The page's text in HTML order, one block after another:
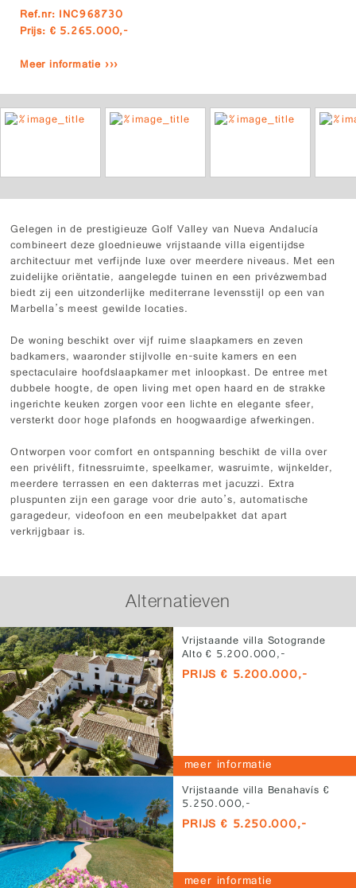
Ref.nr: INC968730
Prijs: € 5.265.000,-
Meer informatie ›››
Gelegen in de prestigieuze Golf Valley van Nueva Andalucía
combineert deze gloednieuwe vrijstaande villa eigentijdse
architectuur met verfijnde luxe over meerdere niveaus. Met een
zuidelijke oriëntatie, aangelegde tuinen en een privézwembad
biedt zij een uitzonderlijke mediterrane levensstijl op een van
Marbella’s meest gewilde locaties.
De woning beschikt over vijf ruime slaapkamers en zeven
badkamers, waaronder stijlvolle en-suite kamers en een
spectaculaire hoofdslaapkamer met inloopkast. De entree met
dubbele hoogte, de open living met open haard en de strakke
ingerichte keuken zorgen voor een lichte en elegante sfeer,
versterkt door hoge plafonds en hoogwaardige afwerkingen.
Ontworpen voor comfort en ontspanning beschikt de villa over
een privélift, fitnessruimte, speelkamer, wasruimte, wijnkelder,
meerdere terrassen en een dakterras met jacuzzi. Extra
pluspunten zijn een garage voor drie auto’s, automatische
garagedeur, videofoon en een meubelpakket dat apart
verkrijgbaar is.
Alternatieven
Vrijstaande villa Sotogrande
Alto € 5.200.000,-
PRIJS € 5.200.000,-
meer informatie
Vrijstaande villa Benahavís €
5.250.000,-
PRIJS € 5.250.000,-
meer informatie